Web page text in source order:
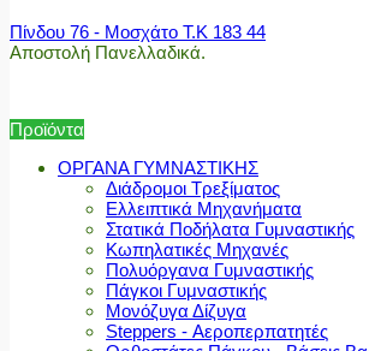
Πίνδου 76 - Μοσχάτο Τ.Κ 183 44
Αποστολή Πανελλαδικά.
Προϊόντα
ΟΡΓΑΝΑ ΓΥΜΝΑΣΤΙΚΗΣ
Διάδρομοι Τρεξίματος
Ελλειπτικά Μηχανήματα
Στατικά Ποδήλατα Γυμναστικής
Κωπηλατικές Μηχανές
Πολυόργανα Γυμναστικής
Πάγκοι Γυμναστικής
Μονόζυγα Δίζυγα
Steppers - Αεροπερπατητές